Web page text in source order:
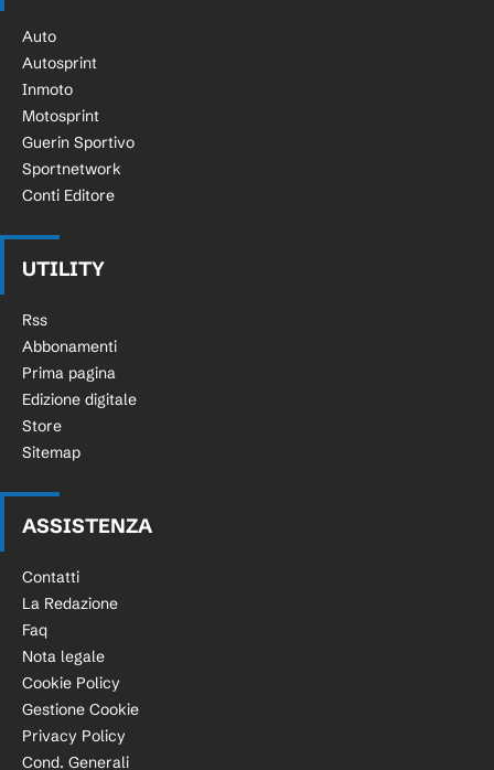
Auto
Autosprint
Inmoto
Motosprint
Guerin Sportivo
Sportnetwork
Conti Editore
UTILITY
Rss
Abbonamenti
Prima pagina
Edizione digitale
Store
Sitemap
ASSISTENZA
Contatti
La Redazione
Faq
Nota legale
Cookie Policy
Gestione Cookie
Privacy Policy
Cond. Generali